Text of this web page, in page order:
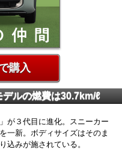
購入
ルの燃費は30.7km/ℓ
が３代目に進化。スニーカー
一新。ボディサイズはそのま
込みが施されている。